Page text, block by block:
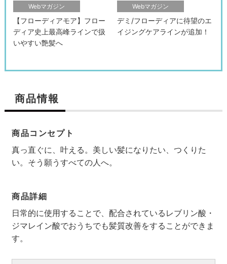
Webマガジン
【フローディアモア】フロー
ディア史上最高峰ラインで扱
いやすい艶髪へ
Webマガジン
デミ/フローディアに待望のエ
イジングケアラインが追加！
商品情報
商品コンセプト
真っ直ぐに、叶える。美しい髪になりたい、つくりた
い。そう願うすべての人へ。
商品詳細
日常的に使用することで、配合されているレブリン酸・
ジマレイン酸でおうちでも髪質改善をすることができま
す。